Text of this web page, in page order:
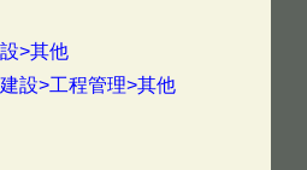
>其他
設>工程管理>其他